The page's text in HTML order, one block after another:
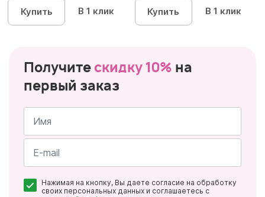
Купить В 1 клик Купить В 1 клик
Получите скидку 10% на
первый заказ
Имя
*
Нажимая на кнопку, Вы даете согласие на обработку
своих персональных данных и соглашаетесь с